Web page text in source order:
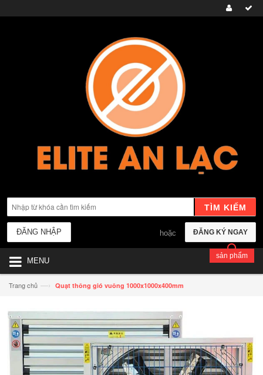
TÌM KIẾM
ĐĂNG KÝ NGAY
hoặc
ĐĂNG NHẬP
MENU
sản phẩm
Trang chủ —› Quạt thông gió vuông 1000x1000x400mm